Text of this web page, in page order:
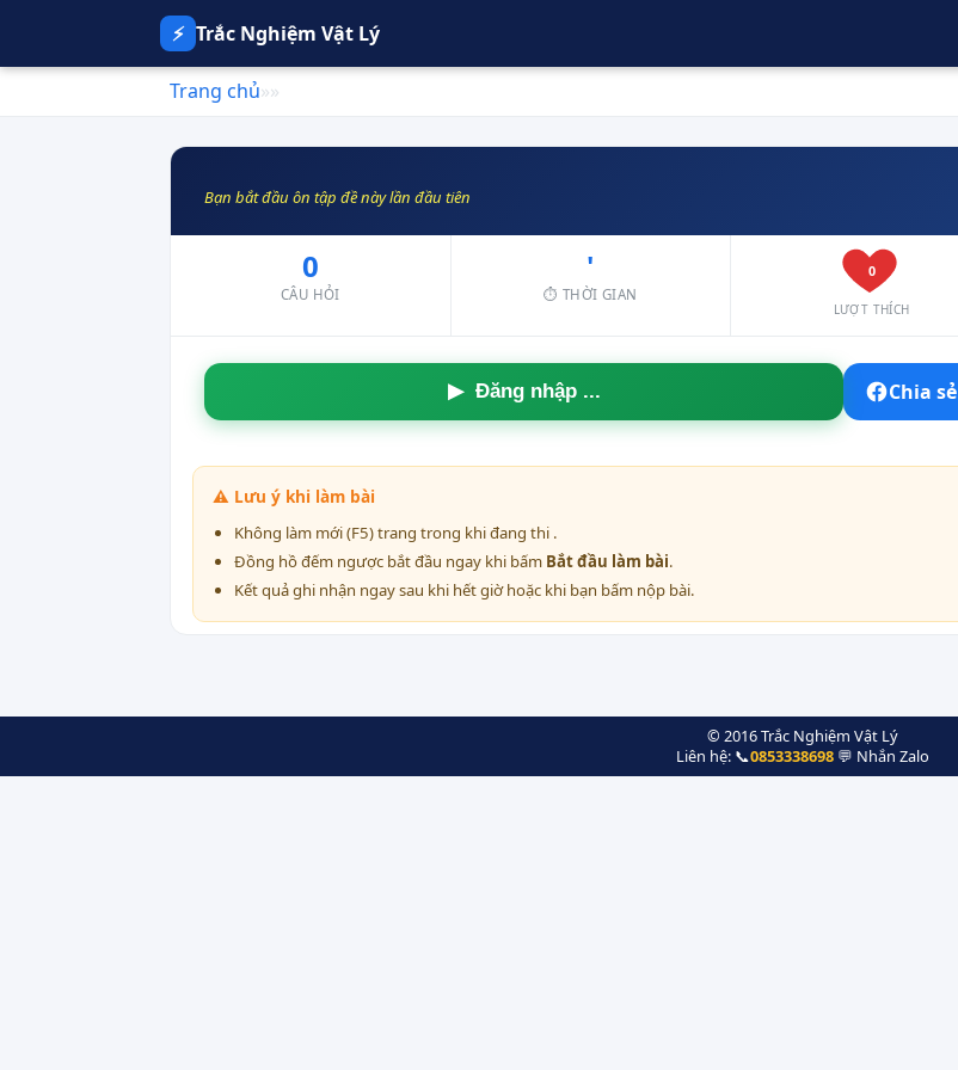
⚡ Trắc Nghiệm Vật Lý
Trang chủ»»
Bạn bắt đầu ôn tập đề này lần đầu tiên
0
CÂU HỎI
'
⏱ THỜI GIAN
0
LƯỢT THÍCH
Chia sẻ
⚠ Lưu ý khi làm bài
Không làm mới (F5) trang trong khi đang thi .
Đồng hồ đếm ngược bắt đầu ngay khi bấm Bắt đầu làm bài.
Kết quả ghi nhận ngay sau khi hết giờ hoặc khi bạn bấm nộp bài.
© 2016 Trắc Nghiệm Vật Lý
Liên hệ: 📞0853338698 💬 Nhắn Zalo